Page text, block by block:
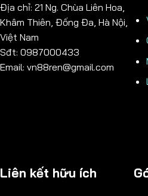
Địa chỉ: 21 Ng. Chùa Liên Hoa,
Khâm Thiên, Đống Đa, Hà Nội,
Việt Nam
Sđt: 0987000433
Email: vn88ren@gmail.com
Liên kết hữu ích